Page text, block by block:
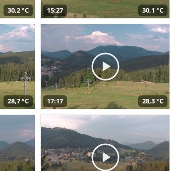
30,2 °C 15:27 30,1 °C
28,7 °C 17:17 28,3 °C